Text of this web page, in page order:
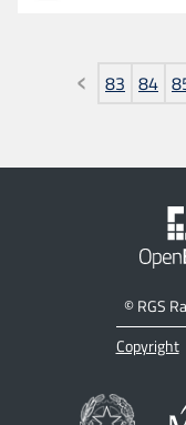
Pagine 83 84
©RGS
Copyright